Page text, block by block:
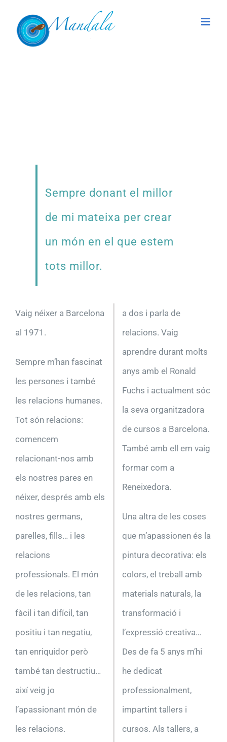
content
Sempre donant el millor
de mi mateixa per crear
un món en el que estem
tots millor.
Vaig néixer a Barcelona
al 1971.
Sempre m’han fascinat
les persones i també
les relacions humanes.
Tot són relacions:
comencem
relacionant-nos amb
els nostres pares en
néixer, després amb els
nostres germans,
parelles, fills… i les
relacions
professionals. El món
de les relacions, tan
fàcil i tan difícil, tan
positiu i tan negatiu,
tan enriquidor però
també tan destructiu…
així veig jo
l’apassionant món de
les relacions.
a dos i parla de
relacions. Vaig
aprendre durant molts
anys amb el Ronald
Fuchs i actualment sóc
la seva organitzadora
de cursos a Barcelona.
També amb ell em vaig
formar com a
Reneixedora.
Una altra de les coses
que m’apassionen és la
pintura decorativa: els
colors, el treball amb
materials naturals, la
transformació i
l’expressió creativa…
Des de fa 5 anys m’hi
he dedicat
professionalment,
impartint tallers i
cursos. Als tallers, a